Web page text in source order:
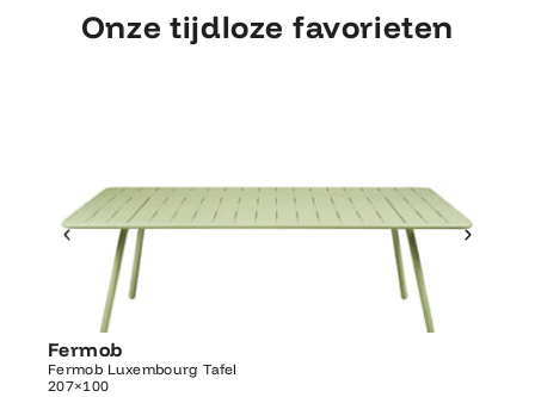
Onze tijdloze favorieten
Fermob
Fermob Luxembourg Tafel
207×100Luxembourg Tafel 207×100